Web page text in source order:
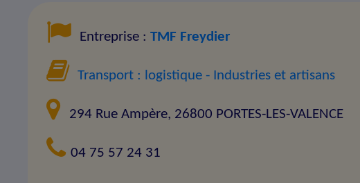
Entreprise : TMF Freydier
Transport : logistique - Industries et artisans
294 Rue Ampère, 26800 PORTES-LES-VALENCE
04 75 57 24 31